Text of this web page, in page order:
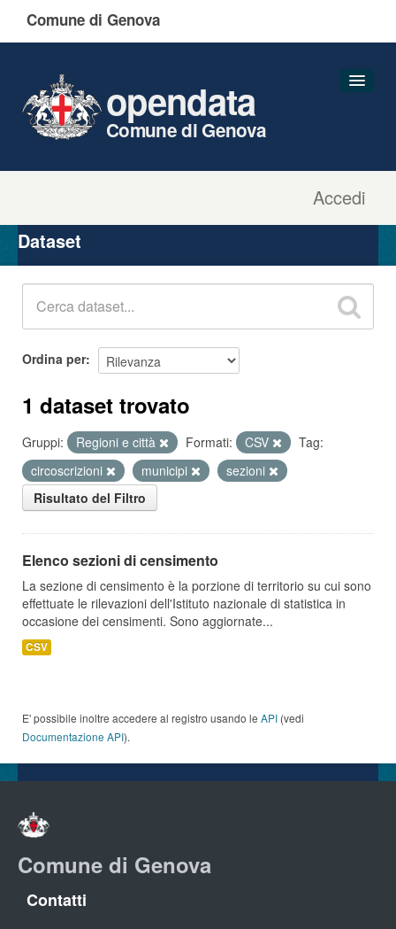
Comune di Genova
Accedi
opendata
Comune di Genova
Organizzazioni
Gruppi
Dataset
Ordina per
1 dataset trovato
Gruppi: Regioni e città Formati: CSV
Tag:
circoscrizioni
municipi
sezioni
Risultato del Filtro
Elenco sezioni di censimento
La sezione di censimento è la porzione di territorio su cui sono
effettuate le rilevazioni dell'Istituto nazionale di statistica in
occasione dei censimenti. Sono aggiornate...
CSV
E' possibile inoltre accedere al registro usando le API (vedi
Documentazione API).
Comune di Genova
Contatti